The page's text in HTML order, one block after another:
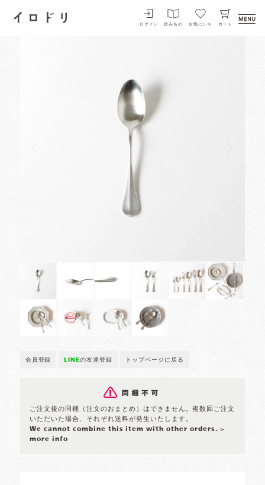
イロドリ
ログイン 読みもの お気にいり カート
会員登録 LINEの友達登録 トップページに戻る
ご注文後の同梱（注文のおまとめ）はできません。複数回ご注文
いただいた場合、それぞれ送料が発生いたします。
We cannot combine this item with other orders. >
more info